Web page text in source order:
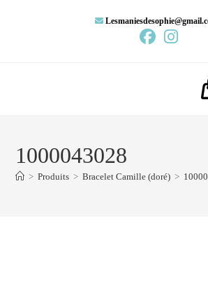
1000043028
> Produits > Bracelet Camille (doré) >